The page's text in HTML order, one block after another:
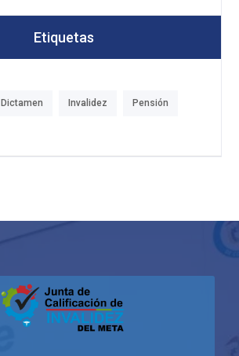
Etiquetas
Dictamen Invalidez Pensión